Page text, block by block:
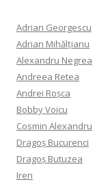
Adrian Georgescu
Adrian Mihălțianu
Alexandru Negrea
Andreea Retea
Andrei Roșca
Bobby Voicu
Cosmin Alexandru
Dragoș Bucurenci
Dragoș Butuzea
Iren